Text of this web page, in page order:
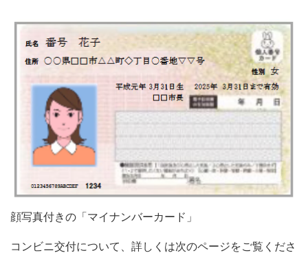
顔写真付きの「マイナンバーカード」
コンビニ交付について、詳しくは次のページをご覧くださ